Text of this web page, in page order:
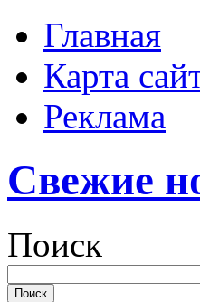
Главная
Карта
Реклама
Свежие
Поиск